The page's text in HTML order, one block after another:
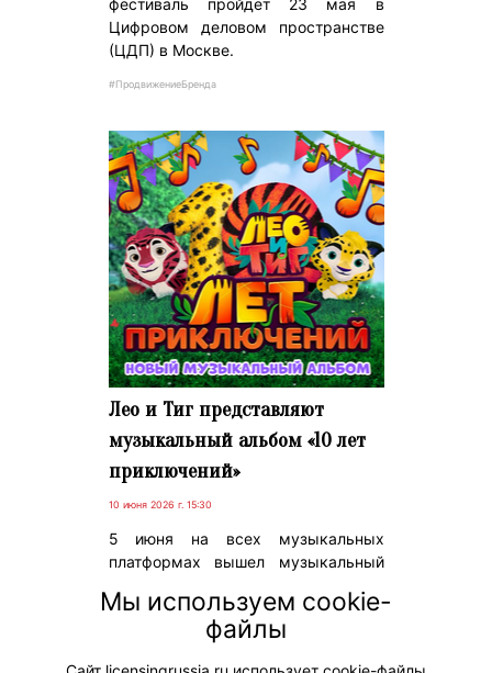
Цифровом деловом пространстве
(ЦДП) в Москве.
#ПродвижениеБренда
Лео и Тиг представляют
музыкальный альбом «10 лет
приключений»
10 июня 2026 г. 15:30
5 июня на всех музыкальных
платформах вышел музыкальный
Выход приурочен к 10-летию
анимационного сериала «Лео и Тиг»
Мы используем cookie-
файлы